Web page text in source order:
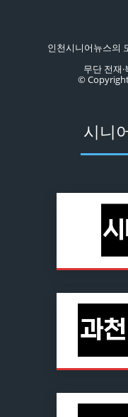
인천시니어뉴스의
무단 전재
©
시니